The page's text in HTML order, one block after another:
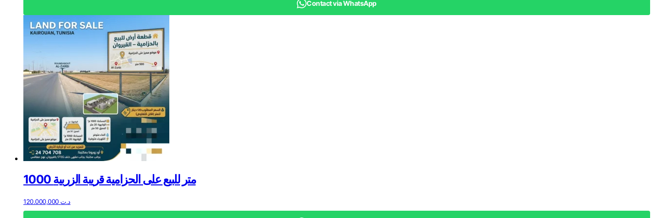
Contact via WhatsApp
1000 متر للبيع على الحزامية قريبة الزربية
د.ت120.000,000